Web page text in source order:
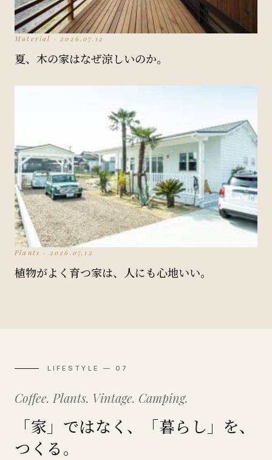
Material · 2026.07.12
夏、木の家はなぜ涼しいのか。
Plants · 2026.07.12
植物がよく育つ家は、人にも心地いい。
LIFESTYLE — 07
Coffee. Plants. Vintage. Camping.
「家」ではなく、「暮らし」を、
つくる。